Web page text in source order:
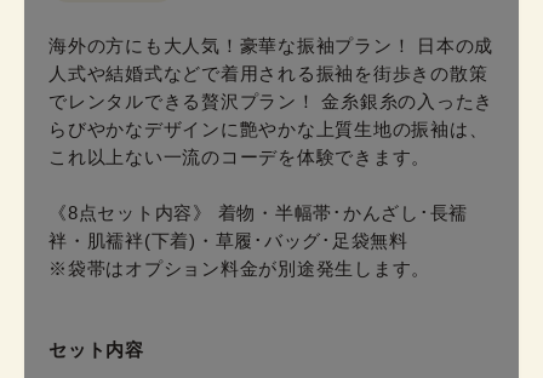
海外の方にも大人気！豪華な振袖プラン！ 日本の成
人式や結婚式などで着用される振袖を街歩きの散策
でレンタルできる贅沢プラン！ 金糸銀糸の入ったき
らびやかなデザインに艶やかな上質生地の振袖は、
これ以上ない一流のコーデを体験できます。
《8点セット内容》 着物・半幅帯･かんざし･長襦
袢・肌襦袢(下着)・草履･バッグ･足袋無料
※袋帯はオプション料金が別途発生します。
セット内容